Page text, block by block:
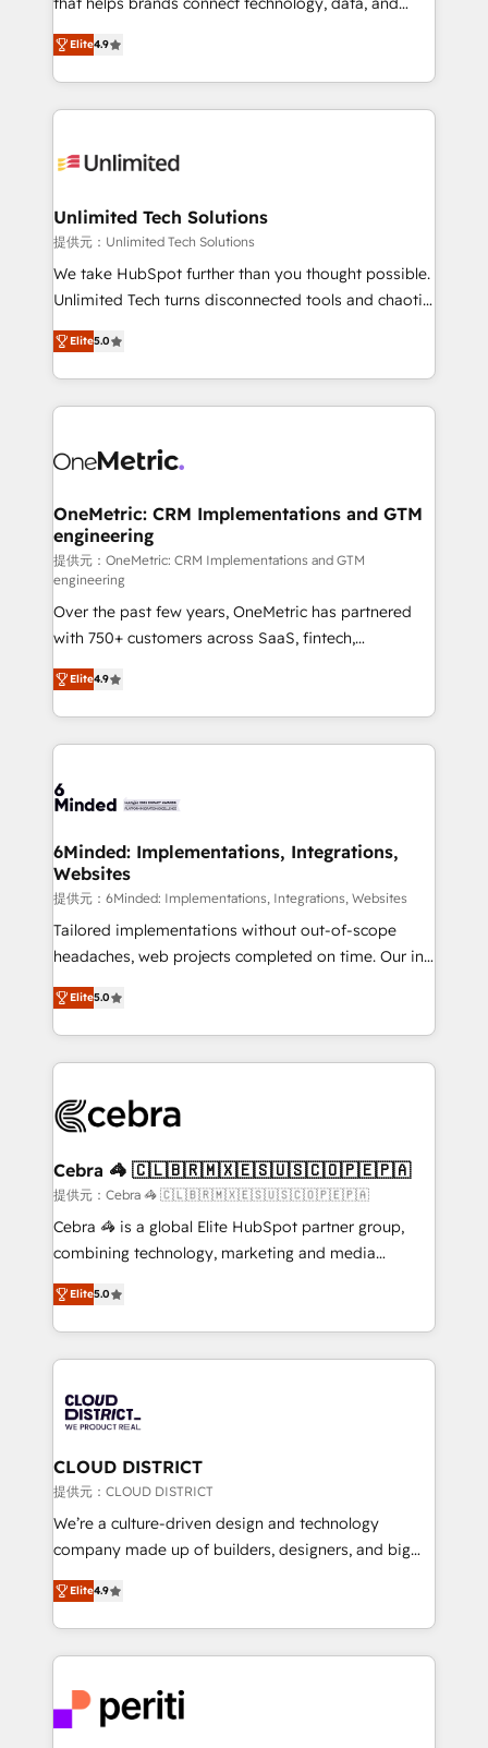
retention—by refining processes and eliminating
inefficiencies. Using HubSpot tools and data-driven
creativity to achieve measurable results. Founded in
Barcelona and operating across Spain, LATAM, and
the UK, we support global companies in building
smarter marketing, sales, and customer success
Iberia (Spain & Portugal), we combine human insight
growth. Our multidisciplinary team designs solutions
that simplify complexity, boost performance, and
turn innovation into real impact. 🌍 Highlights •
HubSpot Partner since 2012 • 2022 EMEA Impact
projects • Clients in 30+ industries • Proprietary
technology for integrations • Multilingual team:
Elite4.9
Unlimited Tech Solutions
提供元：Unlimited Tech Solutions
We take HubSpot further than you thought possible.
Unlimited Tech turns disconnected tools and chaotic
processes into a seamless, high-performing revenue
engine. We combine RevOps strategy with deep
technical execution to help teams scale faster—with
cleaner data, smarter automation, and more
Implementation & Migration · Native & Custom
Reporting & Analytics · GTM Architecture · Sales &
Marketing Enablement If you’re ready to elevate
HubSpot from “just your CRM” to your growth
infrastructure—let’s talk.
Elite5.0
OneMetric: CRM Implementations and GTM
engineering
提供元：OneMetric: CRM Implementations and GTM
engineering
Over the past few years, OneMetric has partnered
with 750+ customers across SaaS, fintech,
healthcare, real estate, and other industries. With
150+ HubSpot-certified experts, we deliver scalable
solutions to complex GTM and RevOps challenges.
Our Expertise 🔹 Onboarding & Implementation:
tailored to your GTM motion. 🔹 Migrations: Move
downtime. 🔹 RevOps Strategy: Align teams,
processes, and data to drive revenue efficiency. 🔹
Integrations: Connect HubSpot with your tech stack
for better adoption. 🔹 Custom Solutions: Build
tailored apps, workflows, and configurations. We are
our commitment to data security and compliance. At
OneMetric, we help revenue teams focus on the
Elite4.9
6Minded: Implementations, Integrations,
Websites
提供元：6Minded: Implementations, Integrations, Websites
Tailored implementations without out-of-scope
headaches, web projects completed on time. Our in-
house team of certified CRM architects, experts,
developers, designers, and marketers handles all
aspects of your HubSpot. ✨ 400+ global clients ✨
100+ seamless migrations from 15+ different CRMs
implementations, and 5,000+ pages ✨ CS: Clients
CS: 245% organic growth & +751% new visitors for a
full-funnel HubSpot project ✨ CS: 415% conversion
boost with a new HubSpot site Recognized leaders:
🏆 HubSpot Platform Migration Impact Award 🏆
Inbound Campaign of the Year 🏆 Gold AVA Digital
Award for Best Website 🌟 Accreditations: CRM
Elite5.0
Cebra 🦓 🇨🇱🇧🇷🇲🇽🇪🇸🇺🇸🇨🇴🇵🇪🇵🇦
提供元：Cebra 🦓 🇨🇱🇧🇷🇲🇽🇪🇸🇺🇸🇨🇴🇵🇪🇵🇦
Cebra 🦓 is a global Elite HubSpot partner group,
combining technology, marketing and media
expertise across Latin America and Southern
Europe, with teams across 7 countries. Born in Chile,
we combine local insight with international reach to
help businesses grow through technology, creativity,
500+ HubSpot implementations, building end-to-
end solutions that integrate CRM, AI automation,
inbound and loop marketing, content, and digital
creativity. Our multicultural team works in Spanish,
Portuguese, and English to design scalable strategies
that drive measurable growth. 🌎 Highlights: • 10+
Platform Migration Excellence. • Top 3 Partner of the
Year LATAM 2022, 2023, 2024, 2025. • Partner of the
business with HubSpot? Let Cebra’s experts help
you grow faster, smarter, and with impact.
Elite5.0
CLOUD DISTRICT
提供元：CLOUD DISTRICT
We’re a culture-driven design and technology
company made up of builders, designers, and big
thinkers. We blend strategy, design, and
development—always fueled by curiosity—to turn
ideas, opportunities, and challenges into meaningful
experiences. To us, technology is more than just
and—most importantly—simple. That’s why we lean
into bold ideas and shape them into thoughtful
Elite4.9